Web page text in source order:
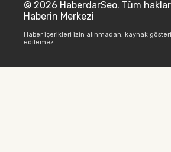
© 2026 HaberdarSeo. Tüm hakları
Haberin Merkezi
Haber içerikleri izin alınmadan, kaynak
edilemez.